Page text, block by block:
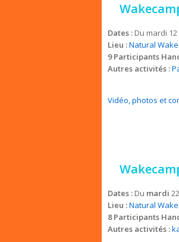
Dates :Du mardi
Lieu :Natural
9 Participants
Autres activités :
Vidéo, photos et
Dates :Du mardi
Lieu :Natural
8 Participants
Autres activités :